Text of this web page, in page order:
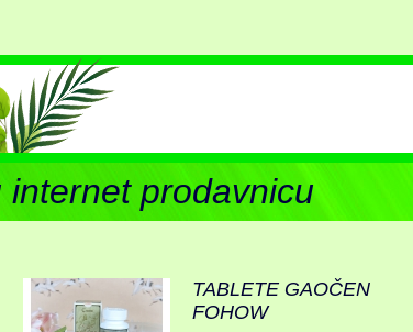
prodavnicu
TABLETE GAOČEN
FOHOW